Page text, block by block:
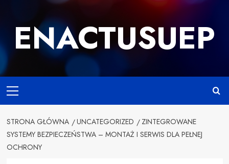
treściENACTUSUEP
Menu
STRONA GŁÓWNA UNCATEGORIZED
ZINTEGROWANE
SYSTEMY BEZPIECZEŃSTWA – MONTAŻ I SERWIS DLA PEŁNEJ
OCHRONY